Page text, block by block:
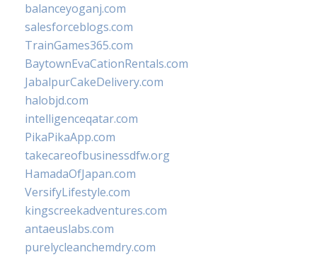
balanceyoganj.com
salesforceblogs.com
TrainGames365.com
BaytownEvaCationRentals.com
JabalpurCakeDelivery.com
halobjd.com
intelligenceqatar.com
PikaPikaApp.com
takecareofbusinessdfw.org
HamadaOfJapan.com
VersifyLifestyle.com
kingscreekadventures.com
antaeuslabs.com
purelycleanchemdry.com